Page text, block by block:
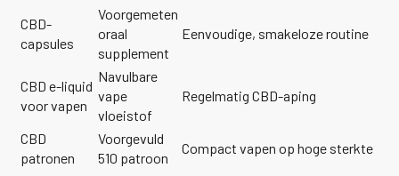
CBD-
capsules
Voorgemeten
oraal
supplement
Eenvoudige, smakeloze routine
CBD e-liquid
voor vapen
Navulbare
vape
vloeistof
Regelmatig CBD-aping
CBD
patronen
Voorgevuld
510 patroon
Compact vapen op hoge sterkte